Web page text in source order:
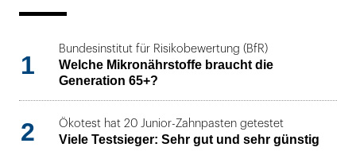
1
Bundesinstitut für Risikobewertung (BfR)
Welche Mikronährstoffe braucht die
Generation 65+?
2 Ökotest hat 20 Junior-Zahnpasten getestet
Viele Testsieger: Sehr gut und sehr günstig